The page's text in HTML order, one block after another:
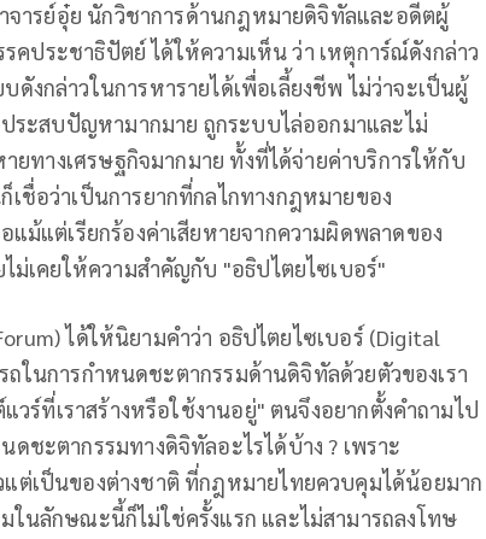
ารย์อุ๋ย นักวิชาการด้านกฎหมายดิจิทัลและอดีตผู้
คประชาธิปัตย์ ได้ให้ความเห็น ว่า เหตุการ์ณ์ดังกล่าว
งกล่าวในการหารายได้เพื่อเลี้ยงชีพ ไม่ว่าจะเป็นผู้
ระสบปัญหามากมาย ถูกระบบไล่ออกมาและไม่
ยทางเศรษฐกิจมากมาย ทั้งที่ได้จ่ายค่าบริการให้กับ
ชื่อว่าเป็นการยากที่กลไกทางกฎหมายของ
ม้แต่เรียกร้องค่าเสียหายจากความผิดพลาดของ
ม่เคยให้ความสำคัญกับ "อธิปไตยไซเบอร์"
ได้ให้นิยามคำว่า อธิปไตยไซเบอร์ (Digital
ถในการกำหนดชะตากรรมด้านดิจิทัลด้วยตัวของเรา
วร์ที่เราสร้างหรือใช้งานอยู่" ตนจึงอยากตั้งคำถามไป
ชะตากรรมทางดิจิทัลอะไรได้บ้าง ? เพราะ
เป็นของต่างชาติ ที่กฎหมายไทยควบคุมได้น้อยมาก
นลักษณะนี้ก็ไม่ใช่ครั้งแรก และไม่สามารถลงโทษ